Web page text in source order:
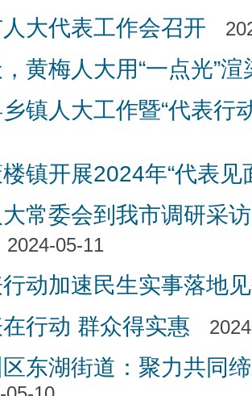
大代表工作会召开
黄梅人大用“一点光”渲
镇人大工作暨“代表行
镇开展2024年“代表见
常委会到我市调研采
2024-05-11
动加速民生实事落地
行动 群众得实惠
东湖街道：聚力共同